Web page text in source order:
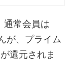
通常会員は
が、プライム
還元されま